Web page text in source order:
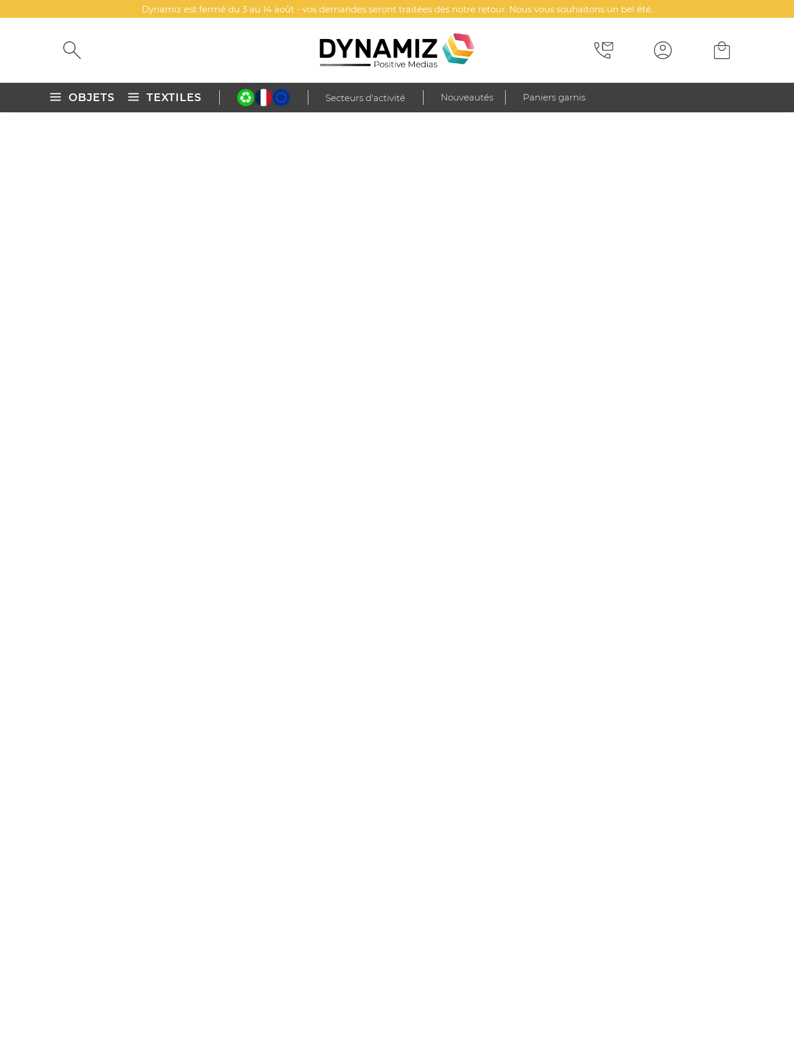
Dynamiz est fermé du 3 au 14 août - vos demandes seront traitées dès notre retour. Nous vous souhaitons un bel été.
Secteurs d'activité
OBJETS TEXTILES Nouveautés Paniers garnis
Accueil Objets publicitaires personnalisés Sacs, bagages & maroquinerie Sacs Sacs isothermes & glacières Sac Isotherme Berries